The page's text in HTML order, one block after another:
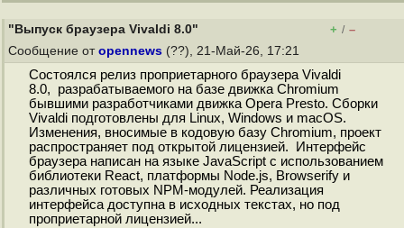
"Выпуск браузера Vivaldi 8.0" + / –
Сообщение от opennews (??), 21-Май-26, 17:21
Состоялся релиз проприетарного браузера Vivaldi
8.0, разрабатываемого на базе движка Chromium
бывшими разработчиками движка Opera Presto. Сборки
Vivaldi подготовлены для Linux, Windows и macOS.
Изменения, вносимые в кодовую базу Chromium, проект
распространяет под открытой лицензией. Интерфейс
браузера написан на языке JavaScript с использованием
библиотеки React, платформы Node.js, Browserify и
различных готовых NPM-модулей. Реализация
интерфейса доступна в исходных текстах, но под
проприетарной лицензией...